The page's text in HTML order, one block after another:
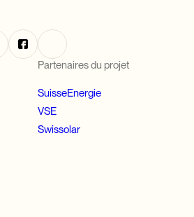
Partenaires du projet
SuisseEnergie
VSE
Swissolar